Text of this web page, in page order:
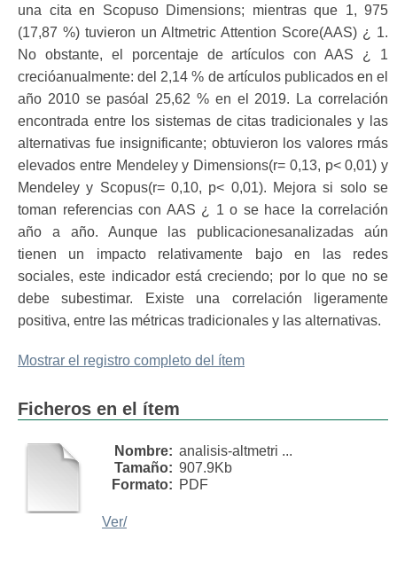
una cita en Scopuso Dimensions; mientras que 1, 975
(17,87 %) tuvieron un Altmetric Attention Score(AAS) ¿ 1.
No obstante, el porcentaje de artículos con AAS ¿ 1
crecióanualmente: del 2,14 % de artículos publicados en el
año 2010 se pasóal 25,62 % en el 2019. La correlación
encontrada entre los sistemas de citas tradicionales y las
alternativas fue insignificante; obtuvieron los valores rmás
elevados entre Mendeley y Dimensions(r= 0,13, p< 0,01) y
Mendeley y Scopus(r= 0,10, p< 0,01). Mejora si solo se
toman referencias con AAS ¿ 1 o se hace la correlación
año a año. Aunque las publicacionesanalizadas aún
tienen un impacto relativamente bajo en las redes
sociales, este indicador está creciendo; por lo que no se
debe subestimar. Existe una correlación ligeramente
positiva, entre las métricas tradicionales y las alternativas.
Mostrar el registro completo del ítem
Ficheros en el ítem
Nombre: analisis-altmetri ...
Tamaño: 907.9Kb
Formato: PDF
Ver/